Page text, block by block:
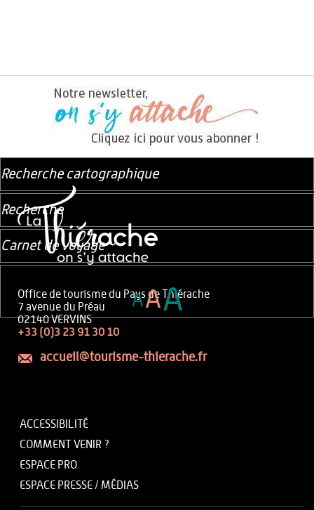
Office de tourisme du Pays de Thiérache
7 avenue du Préau
02140 VERVINS
+33 (0)3 23 91 30 10
accueil@tourisme-thierache.fr
ACCESSIBILITÉ
COMMENT VENIR ?
ESPACE PRO
ESPACE PRESSE / MÉDIAS
Recherche cartographique
Recherche
Carnet de voyage
AAA